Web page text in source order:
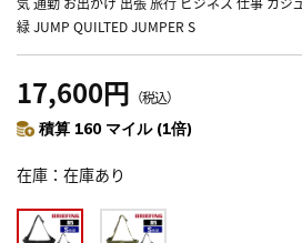
緑 JUMP QUILTED JUMPER S
17,600円 （税込）
積算 160 マイル (1倍)
在庫 在庫あり